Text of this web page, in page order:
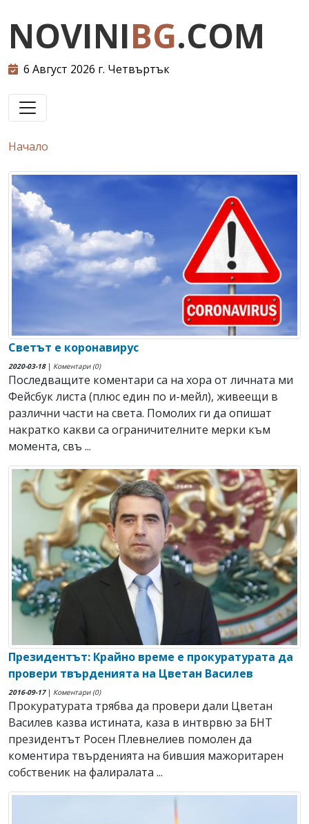
NOVINIBG.COM
6 Август 2026 г. Четвъртък
Начало
Светът е коронавирус
2020-03-18| Коментари (0)
Последващите коментари са на хора от личната ми
Фейсбук листа (плюс един по и-мейл), живеещи в
различни части на света. Помолих ги да опишат
накратко какви са ограничителните мерки към
момента, свъ ...
Президентът: Крайно време е прокуратурата да
провери твърденията на Цветан Василев
2016-09-17| Коментари (0)
Прокуратурата трябва да провери дали Цветан
Василев казва истината, каза в интврвю за БНТ
президентът Росен Плевнелиев помолен да
коментира твърденията на бившия мажоритарен
собственик на фалиралата ...